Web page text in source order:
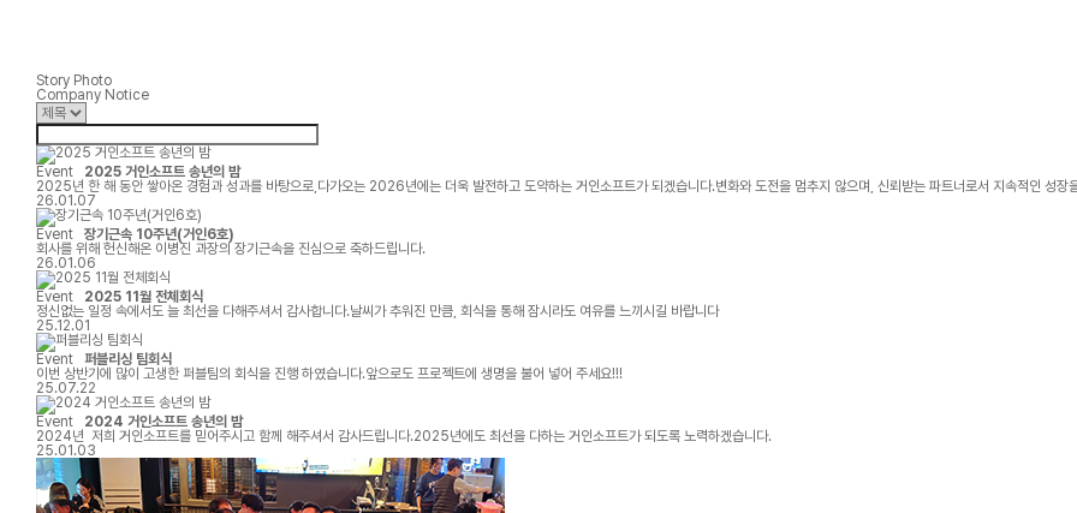
Story Photo
Company Notice
Event
2025 거인소프트 송년의 밤
2025년 한 해 동안 쌓아온 경험과 성과를 바탕으로,다가오는 2026년에는 더욱 발전하고 도약하는 거인소프트가 되겠습니다.변화와 도전을 멈추지 않으며, 신뢰받는 파트너로서 지속적인 성장
26.01.07
Event
장기근속 10주년(거인6호)
회사를 위해 헌신해온 이병진 과장의 장기근속을 진심으로 축하드립니다.
26.01.06
Event
2025 11월 전체회식
정신없는 일정 속에서도 늘 최선을 다해주셔서 감사합니다.날씨가 추워진 만큼, 회식을 통해 잠시라도 여유를 느끼시길 바랍니다
25.12.01
Event
퍼블리싱 팀회식
이번 상반기에 많이 고생한 퍼블팀의 회식을 진행 하였습니다.앞으로도 프로젝트에 생명을 불어 넣어 주세요!!!
25.07.22
Event
2024 거인소프트 송년의 밤
2024년 저희 거인소프트를 믿어주시고 함께 해주셔서 감사드립니다.2025년에도 최선을 다하는 거인소프트가 되도록 노력하겠습니다.
25.01.03